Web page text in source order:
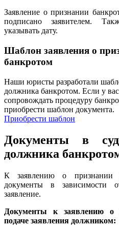
Заявление о признании
подписано заявителем.
указывать дату.
Шаблон заявления о
банкротом
Наши юристы разработали
должника банкротом. Если у
сопровождать процедуру
приобрести шаблон документа.
Приобрести шаблон
Документы в
должника
К заявлению о признании
документы в зависимости
заявление.
Документы к заявлению о
подаче заявления должником: